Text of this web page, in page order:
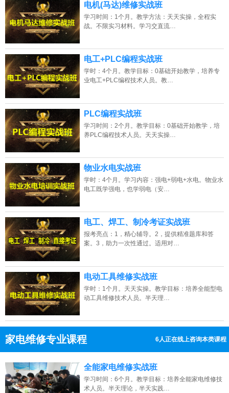
电机(马达)维修实战班
学习时间：1个月。教学方法：天天实操，全程实
战。不限实习材料。学习交直流…
电工+PLC编程实战班
学时：4个月。教学目标：0基础开始教学，培养专
业电工+PLC编程技术人员。教…
PLC编程实战班
学习时间：2个月。教学目标：0基础开始教学，培
养PLC编程技术人员。天天实操…
物业水电实战班
学时：4个月。学习内容：强电+弱电+水电。物业水
电工既学强电，也学弱电（安…
电工、焊工、制冷考证实战班
报考亮点：1，精心辅导。2，提供精准题库和答
案。3，助力一次性通过。适用对…
电动工具维修实战班
学时：1个月。天天实操。教学目标：培养全能型电
动工具维修技术人员。半天理…
家电维修专业课程 6人正在线上咨询本类课程
点击免费咨询电话：13807313137
全能家电维修实战班
学习时间：6个月。教学目标：培养全能家电维修技
术人员。半天理论，半天实践…